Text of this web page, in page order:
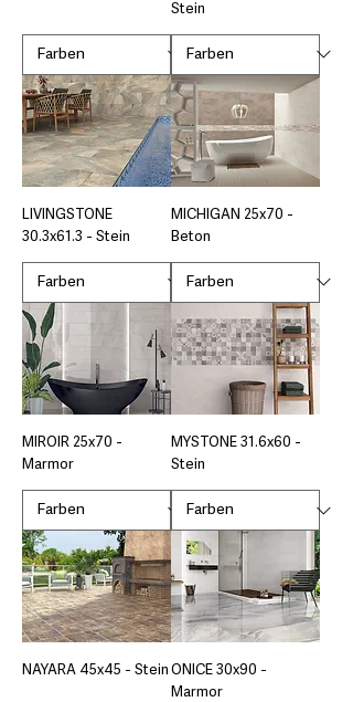
Stein
LIVINGSTONE
30.3x61.3 - Stein
MICHIGAN 25x70 -
Beton
MIROIR 25x70 -
Marmor
MYSTONE 31.6x60 -
Stein
NAYARA 45x45 - Stein ONICE 30x90 -
Marmor